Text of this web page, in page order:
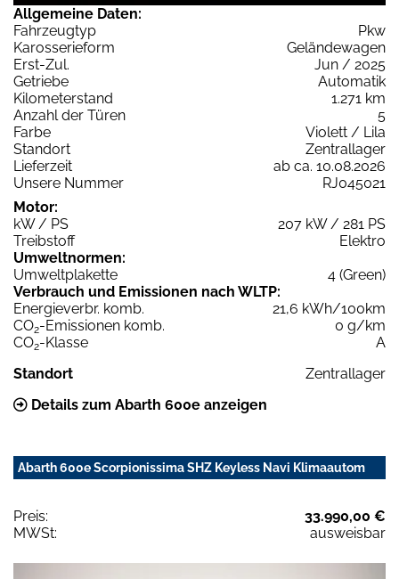
Allgemeine Daten:
Fahrzeugtyp
Pkw
Karosserieform
Geländewagen
Erst-Zul.
Jun / 2025
Getriebe
Automatik
Kilometerstand
1.271 km
Anzahl der Türen
5
Farbe
Violett / Lila
Standort
Zentrallager
Lieferzeit
ab ca. 10.08.2026
Unsere Nummer
RJ045021
Motor:
kW / PS
207 kW / 281 PS
Treibstoff
Elektro
Umweltnormen:
Umweltplakette
4 (Green)
Verbrauch und Emissionen nach WLTP:
Energieverbr. komb.
21,6 kWh/100km
CO2-Emissionen komb.
0 g/km
CO2-Klasse
A
Standort
Zentrallager
Details zum Abarth 600e anzeigen
Abarth 600e Scorpionissima SHZ Keyless Navi Klimaautom
Preis:
33.990,00 €
MWSt:
ausweisbar